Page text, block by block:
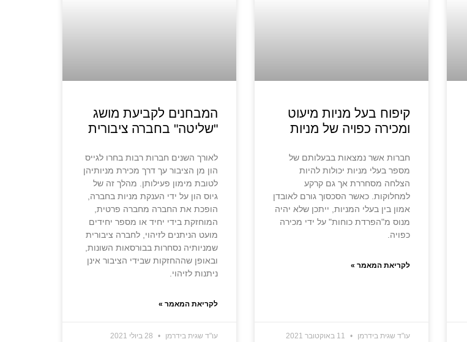
קיפוח בעל מניות מיעוט
ומכירה כפויה של מניות
חברות אשר נמצאות בבעלותם של
מספר בעלי מניות יכולות להיות
הצלחה מסחררת אך גם קרקע
למחלוקות. כאשר הסכסוך גורם לאובדן
אמון בין בעלי המניות, ייתכן שלא יהיה
מנוס מ"הפרדת כוחות" על ידי מכירה
כפויה.
לקריאת המאמר »
עו"ד שגית בידרמן
המבחנים לקביעת מושג
"שליטה" בחברה ציבורית
לאורך השנים חברות רבות בחרו לגייס
הון מן הציבור עך דרך מכירת מניותיהן
לטובת מימון פעילותן. מהלך זה של
גיוס הון על ידי הענקת מניות בחברה,
הופכת את החברה מחברה פרטית,
המוחזקת בידי יחיד או מספר יחידים
מועט הניתנים לזיהוי, לחברה ציבורית
שמניותיה נסחרות בבורסאות השונות,
ובאופן שההחזקות שבידי הציבור אינן
ניתנות לזיהוי.
לקריאת המאמר »
עו"ד שגית בידרמן